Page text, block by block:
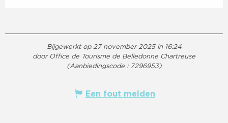
Bijgewerkt op 27 november 2025 in 16:24
door Office de Tourisme de Belledonne Chartreuse
(Aanbiedingscode : 7296953)
Een fout melden